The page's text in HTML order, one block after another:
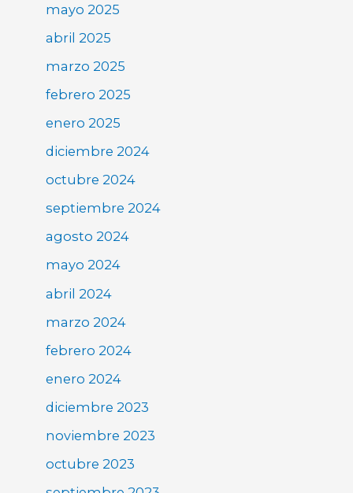
mayo 2025
abril 2025
marzo 2025
febrero 2025
enero 2025
diciembre 2024
octubre 2024
septiembre 2024
agosto 2024
mayo 2024
abril 2024
marzo 2024
febrero 2024
enero 2024
diciembre 2023
noviembre 2023
octubre 2023